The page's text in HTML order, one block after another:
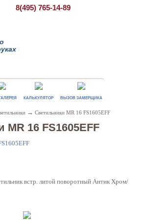
8(495) 765-14-89
КАЛЬКУЛЯТОР ВЫЗОВ ЗАМЕРЩИКА
→ Cветильники MR 16 FS1605EFF
MR 16 FS1605EFF
встр. литой поворотный Антик Хром/